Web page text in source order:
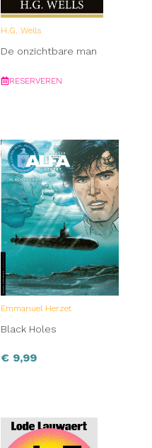
H.G. Wells
De onzichtbare man
RESERVEREN
Emmanuel Herzet
Black Holes
€ 9,99